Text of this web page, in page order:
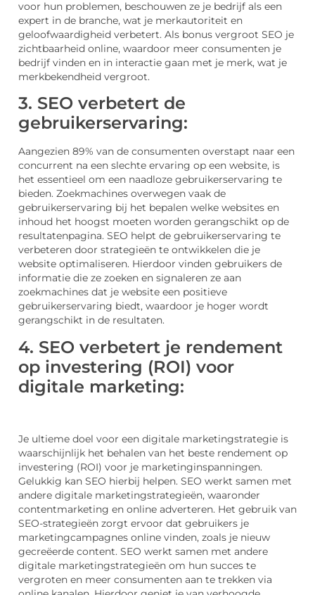
voor hun problemen, beschouwen ze je bedrijf als een
expert in de branche, wat je merkautoriteit en
geloofwaardigheid verbetert. Als bonus vergroot SEO je
zichtbaarheid online, waardoor meer consumenten je
bedrijf vinden en in interactie gaan met je merk, wat je
merkbekendheid vergroot.
3. SEO verbetert de
gebruikerservaring:
Aangezien 89% van de consumenten overstapt naar een
concurrent na een slechte ervaring op een website, is
het essentieel om een naadloze gebruikerservaring te
bieden. Zoekmachines overwegen vaak de
gebruikerservaring bij het bepalen welke websites en
inhoud het hoogst moeten worden gerangschikt op de
resultatenpagina. SEO helpt de gebruikerservaring te
verbeteren door strategieën te ontwikkelen die je
website optimaliseren. Hierdoor vinden gebruikers de
informatie die ze zoeken en signaleren ze aan
zoekmachines dat je website een positieve
gebruikerservaring biedt, waardoor je hoger wordt
gerangschikt in de resultaten.
4. SEO verbetert je rendement
op investering (ROI) voor
digitale marketing:
Je ultieme doel voor een digitale marketingstrategie is
waarschijnlijk het behalen van het beste rendement op
investering (ROI) voor je marketinginspanningen.
Gelukkig kan SEO hierbij helpen. SEO werkt samen met
andere digitale marketingstrategieën, waaronder
contentmarketing en online adverteren. Het gebruik van
SEO-strategieën zorgt ervoor dat gebruikers je
marketingcampagnes online vinden, zoals je nieuw
gecreëerde content. SEO werkt samen met andere
digitale marketingstrategieën om hun succes te
vergroten en meer consumenten aan te trekken via